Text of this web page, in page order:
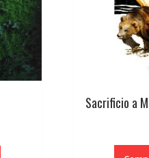
Sacrificio a